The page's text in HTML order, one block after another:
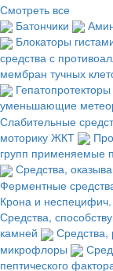
Смотреть все
Батончики
Блокаторы
средства с
мембран тучных
Гепатопротекторы
уменьшающие
Слабительные
моторику ЖКТ
групп применяемые
Средства,
Ферментные
Крона и неспецифич.
Средства,
камней
Средства,
микрофлоры
пептического